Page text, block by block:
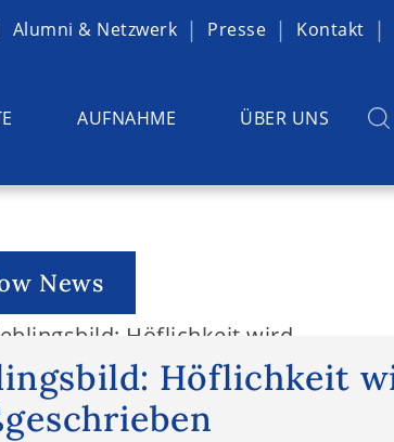
Alumni & Netzwerk Presse Kontakt
AUFNAHME ÜBER UNS
News
Höflichkeit
Höflichkeit wird